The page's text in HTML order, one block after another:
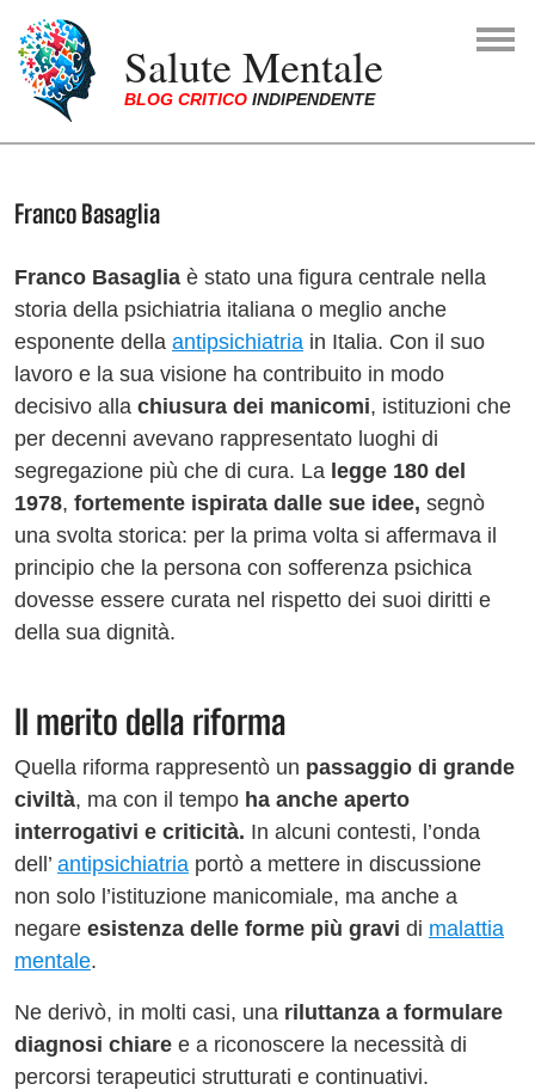
Salute Mentale
BLOG CRITICO INDIPENDENTE
Franco Basaglia
Franco Basaglia è stato una figura centrale nella
storia della psichiatria italiana o meglio anche
esponente della antipsichiatria in Italia. Con il suo
lavoro e la sua visione ha contribuito in modo
decisivo alla chiusura dei manicomi, istituzioni che
per decenni avevano rappresentato luoghi di
segregazione più che di cura. La legge 180 del
1978, fortemente ispirata dalle sue idee, segnò
una svolta storica: per la prima volta si affermava il
principio che la persona con sofferenza psichica
dovesse essere curata nel rispetto dei suoi diritti e
della sua dignità.
Il merito della riforma
Quella riforma rappresentò un passaggio di grande
civiltà, ma con il tempo ha anche aperto
interrogativi e criticità. In alcuni contesti, l’onda
dell’ antipsichiatria portò a mettere in discussione
non solo l’istituzione manicomiale, ma anche a
negare esistenza delle forme più gravi di malattia
mentale.
Ne derivò, in molti casi, una riluttanza a formulare
diagnosi chiare e a riconoscere la necessità di
percorsi terapeutici strutturati e continuativi.